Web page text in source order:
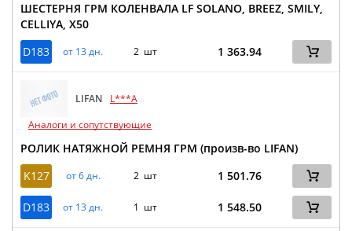
ШЕСТЕРНЯ ГРМ КОЛЕНВАЛА LF SOLANO, BREEZ, SMILY,
CELLIYA, X50
D183
от 13 дн. 2 шт 1 363.94
LIFAN
L***A
Аналоги и сопутствующие
РОЛИК НАТЯЖНОЙ РЕМНЯ ГРМ (произв-во LIFAN)
K127
от 6 дн. 2 шт 1 501.76
D183 от 13 дн. 1 шт 1 548.50